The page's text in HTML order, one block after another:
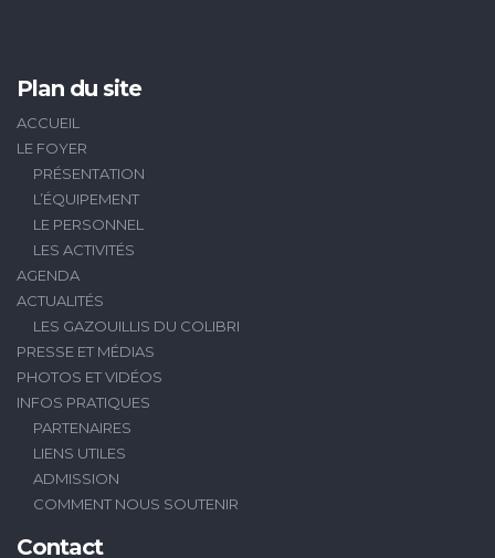
Plan du site
ACCUEIL
LE FOYER
PRÉSENTATION
L’ÉQUIPEMENT
LE PERSONNEL
LES ACTIVITÉS
AGENDA
ACTUALITÉS
LES GAZOUILLIS DU COLIBRI
PRESSE ET MÉDIAS
PHOTOS ET VIDÉOS
INFOS PRATIQUES
PARTENAIRES
LIENS UTILES
ADMISSION
COMMENT NOUS SOUTENIR
Contact